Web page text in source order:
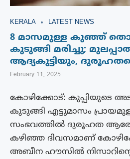
KERALA LATEST NEWS
8 മാസമുള്ള കുഞ്ഞ്
കുടുങ്ങി മരിച്ചു;
ആദ്യകുട്ടിയും,
February 11, 2025
കോഴിക്കോട്: കുപ്പിയുടെ
കുടുങ്ങി എട്ടുമാസം
സംഭവത്തിൽ ദുരൂഹത
കഴിഞ്ഞ ദിവസമാണ്
അബീന ഹൗസില്‍